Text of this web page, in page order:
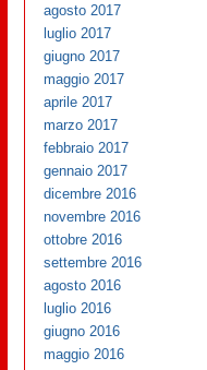
agosto 2017
luglio 2017
giugno 2017
maggio 2017
aprile 2017
marzo 2017
febbraio 2017
gennaio 2017
dicembre 2016
novembre 2016
ottobre 2016
settembre 2016
agosto 2016
luglio 2016
giugno 2016
maggio 2016